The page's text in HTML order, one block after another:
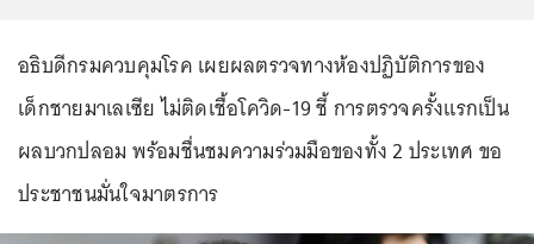
อธิบดีกรมควบคุมโรค เผยผลตรวจทางห้องปฏิบัติการของ
เด็กชายมาเลเซีย ไม่ติดเชื้อโควิด-19 ชี้ การตรวจครั้งแรกเป็น
ผลบวกปลอม พร้อมชื่นชมความร่วมมือของทั้ง 2 ประเทศ ขอ
ประชาชนมั่นใจมาตรการ